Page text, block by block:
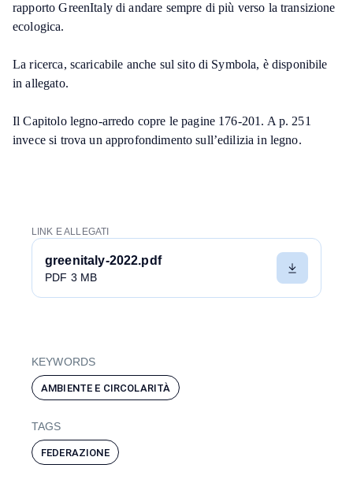
rapporto GreenItaly di andare sempre di più verso la transizione
ecologica.
La ricerca, scaricabile anche sul sito di Symbola, è disponibile
in allegato.
Il Capitolo legno-arredo copre le pagine 176-201. A p. 251
invece si trova un approfondimento sull’edilizia in legno.
LINK E ALLEGATI
greenitaly-2022.pdf
PDF 3 MB
KEYWORDS
AMBIENTE E CIRCOLARITÀ
TAGS
FEDERAZIONE